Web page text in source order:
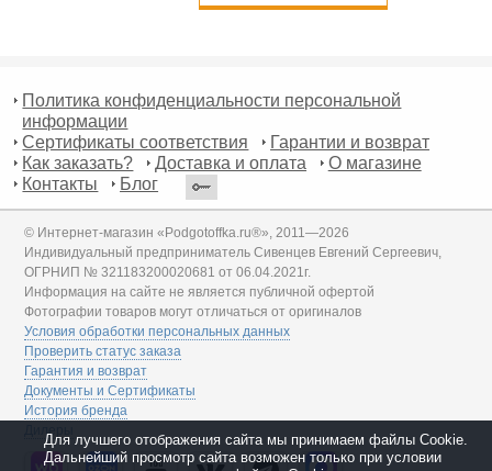
Политика конфиденциальности персональной
информации
Сертификаты соответствия
Гарантии и возврат
Как заказать?
Доставка и оплата
О магазине
Контакты
Блог
© Интернет-магазин «Podgotoffka.ru®», 2011—2026
Индивидуальный предприниматель Сивенцев Евгений Сергеевич,
ОГРНИП № 321183200020681 от 06.04.2021г.
Информация на сайте не является публичной офертой
Фотографии товаров могут отличаться от оригиналов
Условия обработки персональных данных
Проверить статус заказа
Гарантия и возврат
Документы и Сертификаты
История бренда
Дилеры
Для лучшего отображения сайта мы принимаем файлы Cookie.
Дальнейший просмотр сайта возможен только при условии